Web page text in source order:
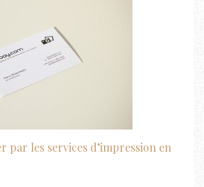
par les services d’impression en